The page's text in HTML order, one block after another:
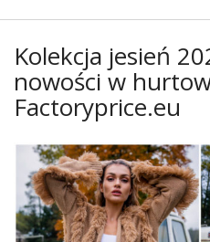
Kolekcja jesień
nowości w
Factoryprice.eu